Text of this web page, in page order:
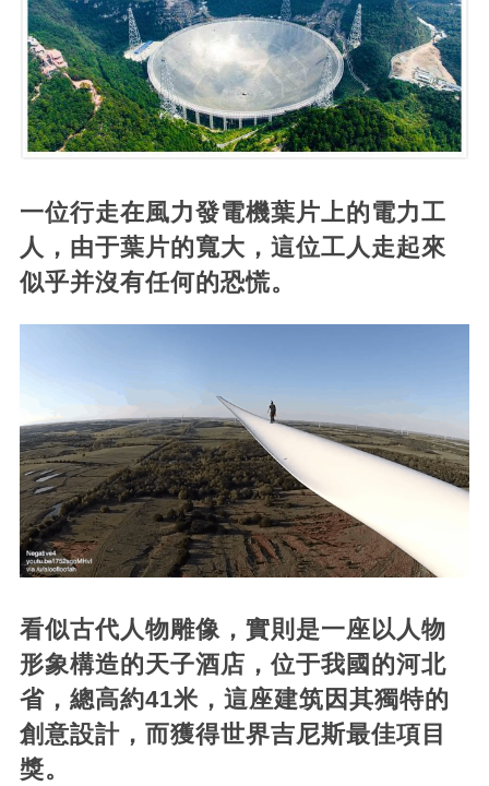
一位行走在風力發電機葉片上的電力工
人，由于葉片的寬大，這位工人走起來
似乎并沒有任何的恐慌。
看似古代人物雕像，實則是一座以人物
形象構造的天子酒店，位于我國的河北
省，總高約41米，這座建筑因其獨特的
創意設計，而獲得世界吉尼斯最佳項目
獎。